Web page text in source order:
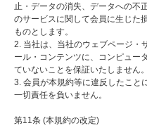
止・データの消失、データへの不
のサービスに関して会員に生じた
ものとします。
2. 当社は、当社のウェブページ・
ール・コンテンツに、コンピュー
ていないことを保証いたしません。
3. 会員が本規約等に違反したこと
一切責任を負いません。
第11条 (本規約の改定)